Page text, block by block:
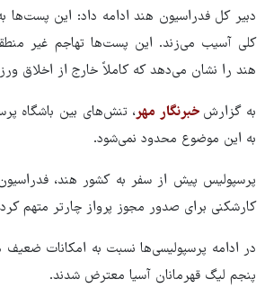
دبیر کل فدراسیون هند ادامه داد: این پست‌ها
کلی آسیب می‌زند. این پست‌ها تهاجم غیر
هند را نشان می‌دهد که کاملاً خارج از اخلاق
به گزارش خبرنگار مهر، تنش‌های بین باشگاه
به این موضوع محدود نمی‌شود.
پرسپولیس پیش از سفر به کشور هند،
کارشکنی برای صدور مجوز پرواز چارتر متهم
در ادامه پرسپولیسی‌ها نسبت به امکانات ضعیف
پنجم لیگ قهرمانان آسیا معترض شدند.